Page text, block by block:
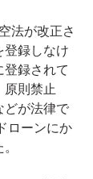
法が改正さ
登録しなけ
登録されて
原則禁止
どが法律で
ローンにか